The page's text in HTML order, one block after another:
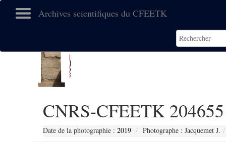
Archives scientifiques du CFEETK
CNRS-CFEETK 204655
Date de la photographie : 2019 Photographe : Jacquemet J.